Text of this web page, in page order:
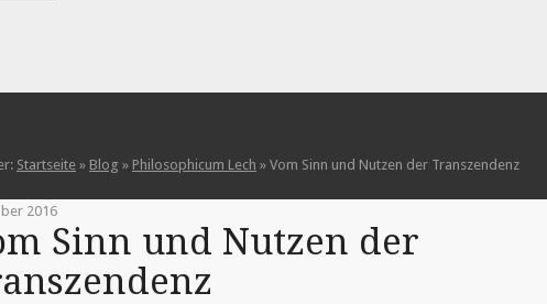
Startseite » Blog » Philosophicum Lech » Vom Sinn und Nutzen der Transzendenz
2016
Sinn und Nutzen der